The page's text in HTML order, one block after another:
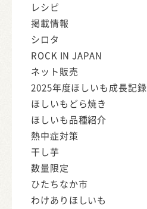
レシピ
掲載情報
シロタ
ROCK IN JAPAN
ネット販売
2025年度ほしいも成長記録
ほしいもどら焼き
ほしいも品種紹介
熱中症対策
干し芋
数量限定
ひたちなか市
わけありほしいも